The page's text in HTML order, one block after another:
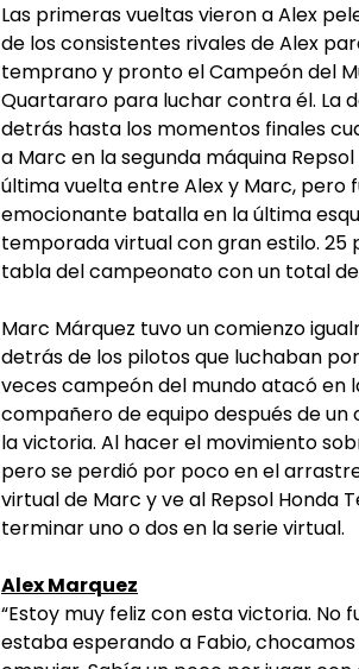
Las primeras vueltas vieron a Alex
de los consistentes rivales de Alex
temprano y pronto el Campeón del
Quartararo para luchar contra él. La
detrás hasta los momentos finales
a Marc en la segunda máquina
última vuelta entre Alex y Marc, pero
emocionante batalla en la última
temporada virtual con gran estilo. 25
tabla del campeonato con un total
Marc Márquez tuvo un comienzo
detrás de los pilotos que luchaban
veces campeón del mundo atacó en
compañero de equipo después de
la victoria. Al hacer el movimiento
pero se perdió por poco en el
virtual de Marc y ve al Repsol Honda
terminar uno o dos en la serie virtual.
Alex Marquez
“Estoy muy feliz con esta victoria.
estaba esperando a Fabio,